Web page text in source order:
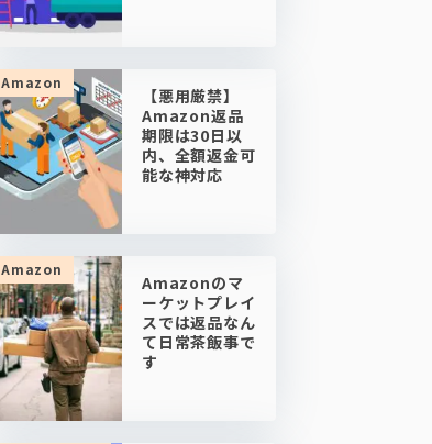
Amazon
【悪用厳禁】
Amazon返品
期限は30日以
内、全額返金可
能な神対応
Amazon
Amazonのマ
ーケットプレイ
スでは返品なん
て日常茶飯事で
す